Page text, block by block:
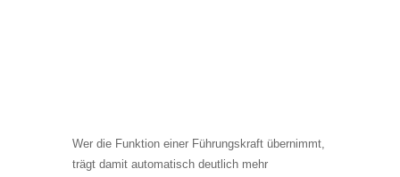
Wer die Funktion einer Führungskraft übernimmt,
trägt damit automatisch deutlich mehr